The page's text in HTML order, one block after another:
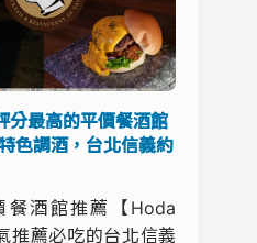
分最高的平價餐酒館
色調酒，台北信義約
酒館推薦【Hoda
推薦必吃的台北信義